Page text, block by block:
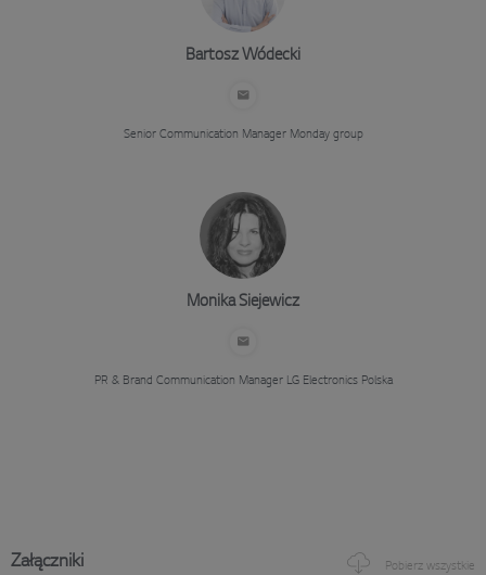
Bartosz Wódecki
Senior Communication ManagerMonday group
Monika Siejewicz
PR & Brand Communication ManagerLG Electronics Polska
Załączniki Pobierz wszystkie